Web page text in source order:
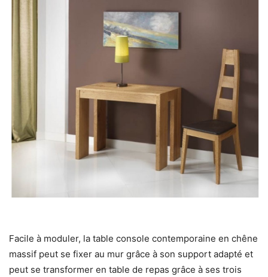
Facile à moduler, la table console contemporaine en chêne
massif peut se fixer au mur grâce à son support adapté et
peut se transformer en table de repas grâce à ses trois